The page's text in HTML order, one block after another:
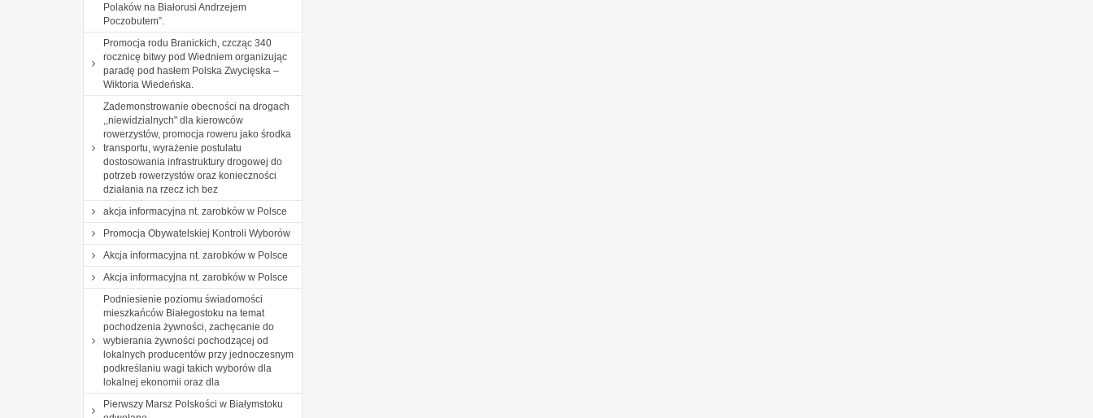
Polaków na Białorusi Andrzejem
Poczobutem”.
Promocja rodu Branickich, czcząc 340
rocznicę bitwy pod Wiedniem organizując
paradę pod hasłem Polska Zwycięska –
Wiktoria Wiedeńska.
Zademonstrowanie obecności na drogach
,,niewidzialnych" dla kierowców
rowerzystów, promocja roweru jako środka
transportu, wyrażenie postulatu
dostosowania infrastruktury drogowej do
potrzeb rowerzystów oraz konieczności
działania na rzecz ich bez
akcja informacyjna nt. zarobków w Polsce
Promocja Obywatelskiej Kontroli Wyborów
Akcja informacyjna nt. zarobków w Polsce
Akcja informacyjna nt. zarobków w Polsce
Podniesienie poziomu świadomości
mieszkańców Białegostoku na temat
pochodzenia żywności, zachęcanie do
wybierania żywności pochodzącej od
lokalnych producentów przy jednoczesnym
podkreślaniu wagi takich wyborów dla
lokalnej ekonomii oraz dla
Pierwszy Marsz Polskości w Białymstoku